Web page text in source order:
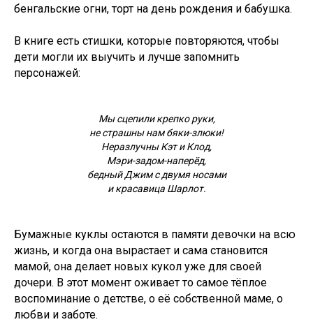
бенгальские огни, торт на день рождения и бабушка.
В книге есть стишки, которые повторяются, чтобы
дети могли их выучить и лучше запомнить
персонажей:
Мы сцепили крепко руки,
не страшны нам бяки-злюки!
Неразлучны Кэт и Клод,
Мэри-задом-наперёд,
бедный Джим с двумя носами
и красавица Шарлот.
Бумажные куклы остаются в памяти девочки на всю
жизнь, и когда она вырастает и сама становится
мамой, она делает новых кукол уже для своей
дочери. В этот момент оживает то самое тёплое
воспоминание о детстве, о её собственной маме, о
любви и заботе.